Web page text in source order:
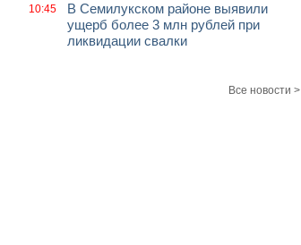
10:45
В Семилукском районе выявили
ущерб более 3 млн рублей при
ликвидации свалки
Все новости >